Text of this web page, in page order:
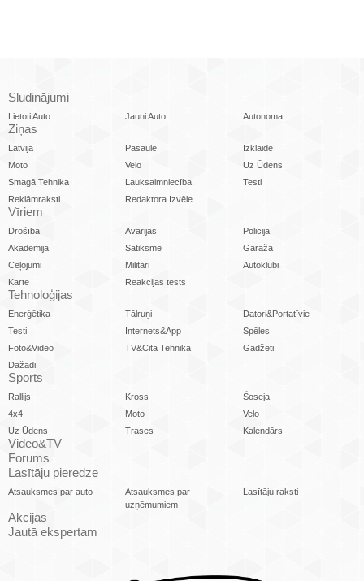
Sludinājumi
Lietoti Auto Jauni Auto Autonoma
Ziņas
Latvijā Pasaulē
Izklaide
Moto
Velo
Uz Ūdens
Smagā Tehnika
Lauksaimniecība
Testi
Reklāmraksti
Redaktora Izvēle
Vīriem
Drošība Avārijas
Policija
Akadēmija
Satiksme
Garāžā
Ceļojumi
Militāri
Autoklubi
Karte
Reakcijas tests
Tehnoloģijas
Enerģētika Tālruņi
Datori&Portatīvie
Testi
Internets&App
Spēles
Foto&Video
TV&Cita Tehnika
Gadžeti
Dažādi
Sports
Rallijs Kross
Šoseja
4x4
Moto
Velo
Uz Ūdens
Trases Kalendārs
Video&TV
Forums
Lasītāju pieredze
Atsauksmes par auto
Atsauksmes par
uzņēmumiem
Lasītāju raksti
Akcijas
Jautā ekspertam